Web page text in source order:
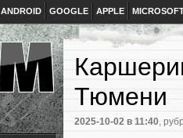
ANDROID GOOGLE APPLE
Тюмени
2025-10-02 в 11:40,